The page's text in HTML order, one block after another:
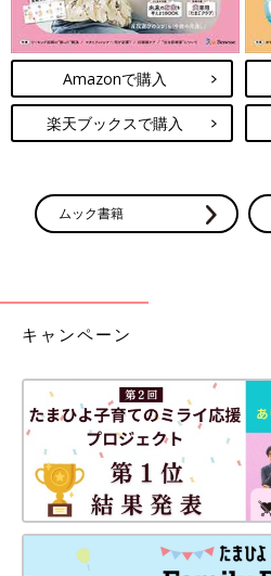
Amazonで購入
楽天ブックスで購入
ムック書籍
キャンペーン